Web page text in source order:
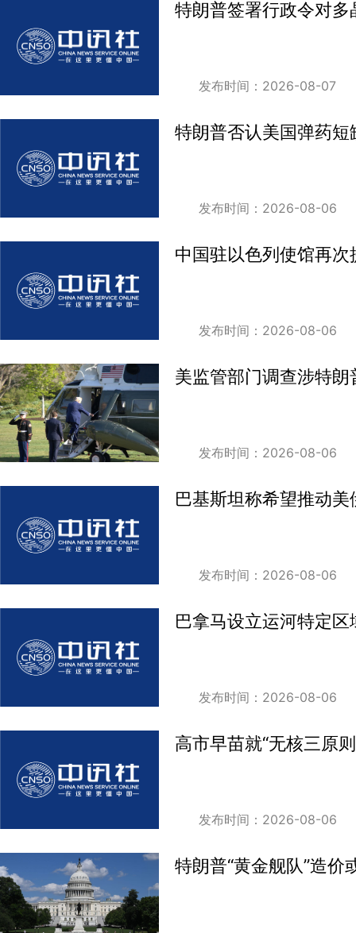
特朗普签署行政令对
发布时间：2026-08-07
特朗普否认美国弹药短
发布时间：2026-08-06
中国驻以色列使馆再次
发布时间：2026-08-06
美监管部门调查涉特
发布时间：2026-08-06
巴基斯坦称希望推动
发布时间：2026-08-06
巴拿马设立运河特定
发布时间：2026-08-06
高市早苗就“无核三原
发布时间：2026-08-06
特朗普“黄金舰队”造